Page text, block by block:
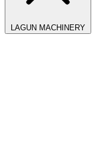
LAGUN MACHINERY